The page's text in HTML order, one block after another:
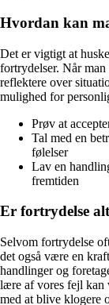
Hvordan kan
Det er vigtigt at
fortrydelser. Når
reflektere over
mulighed for
Prøv at
Tal med en
følelser
Lav en
fremtiden
Er fortrydelse
Selvom fortrydelse
det også være en
handlinger og
lære af vores fejl
med at blive klogere